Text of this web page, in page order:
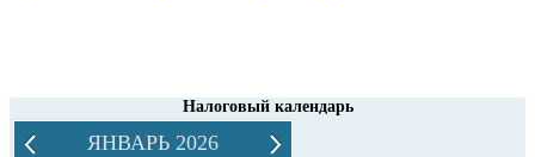
Налоговый календарь
ЯНВАРЬ 2026